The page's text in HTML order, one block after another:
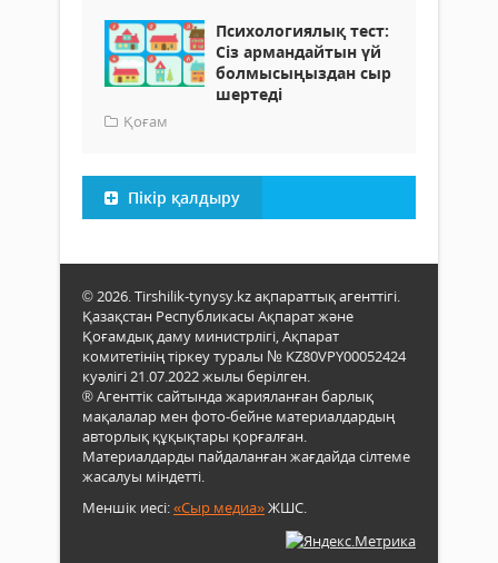
​Психологиялық тест:
Сіз армандайтын үй
болмысыңыздан сыр
шертеді
Қоғам
Пікір қалдыру
© 2026. Tirshilik-tynysy.kz ақпараттық агенттігі.
Қазақстан Республикасы Ақпарат және
Қоғамдық даму министрлігі, Ақпарат
комитетінің тіркеу туралы № KZ80VPY00052424
куәлігі 21.07.2022 жылы берілген.
® Агенттік сайтында жарияланған барлық
мақалалар мен фото-бейне материалдардың
авторлық құқықтары қорғалған.
Материалдарды пайдаланған жағдайда сілтеме
жасалуы міндетті.
Меншік иесі:«Сыр медиа»ЖШС.